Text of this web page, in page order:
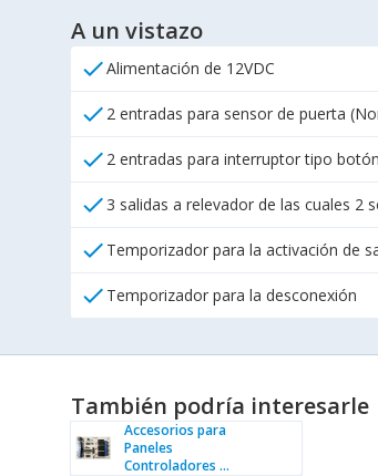
A un vistazo
checkAlimentación de 12VDC
check 2 entradas para sensor de puerta
check 2 entradas para interruptor tipo
check 3 salidas a relevador de las cuales 2
check Temporizador para la activación de
check Temporizador para la desconexión
También podría interesarle
Accesorios para
Paneles
Controladores ...